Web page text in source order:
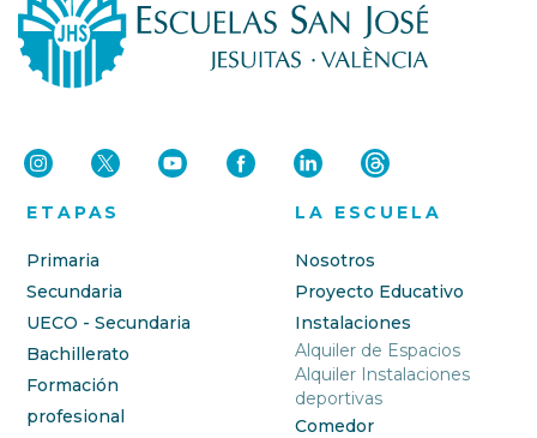
ETAPAS
Primaria
Secundaria
UECO - Secundaria
Bachillerato
Formación
profesional
LA ESCUELA
Nosotros
Proyecto Educativo
Instalaciones
Alquiler de Espacios
Alquiler Instalaciones
deportivas
Comedor